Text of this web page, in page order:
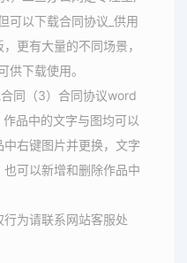
可以下载合同协议_供用
更有大量的不同场景，
供下载使用。
同（3）合同协议word
品中的文字与图均可以
右键图片并更换，文字
可以新增和删除作品中
为请联系网站客服处